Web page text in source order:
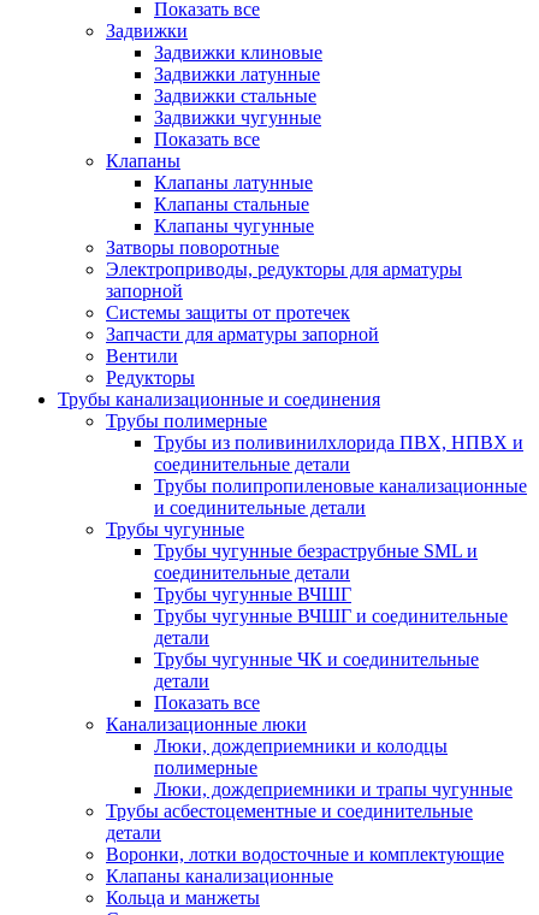
Показать все
Задвижки
Задвижки клиновые
Задвижки латунные
Задвижки стальные
Задвижки чугунные
Показать все
Клапаны
Клапаны латунные
Клапаны стальные
Клапаны чугунные
Затворы поворотные
Электроприводы, редукторы для арматуры
запорной
Системы защиты от протечек
Запчасти для арматуры запорной
Вентили
Редукторы
Трубы канализационные и соединения
Трубы полимерные
Трубы из поливинилхлорида ПВХ, НПВХ и
соединительные детали
Трубы полипропиленовые канализационные
и соединительные детали
Трубы чугунные
Трубы чугунные безраструбные SML и
соединительные детали
Трубы чугунные ВЧШГ
Трубы чугунные ВЧШГ и соединительные
детали
Трубы чугунные ЧК и соединительные
детали
Показать все
Канализационные люки
Люки, дождеприемники и колодцы
полимерные
Люки, дождеприемники и трапы чугунные
Трубы асбестоцементные и соединительные
детали
Воронки, лотки водосточные и комплектующие
Клапаны канализационные
Кольца и манжеты